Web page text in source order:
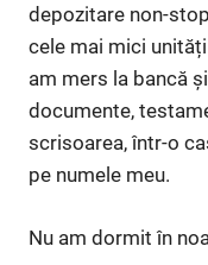
depozitare non-
cele mai mici unități
am mers la bancă
documente,
scrisoarea, într-o
pe numele meu.
Nu am dormit în